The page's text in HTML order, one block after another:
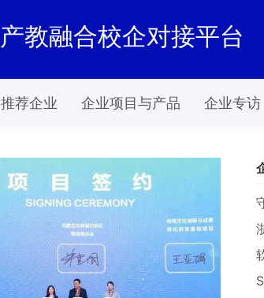
产教融合校企对接平台
推荐企业 企业项目与产品 企业专访